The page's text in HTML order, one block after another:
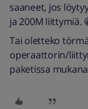
saaneet, jos
ja 200M liittymiä.
Tai oletteko
operaattorin/
paketissa